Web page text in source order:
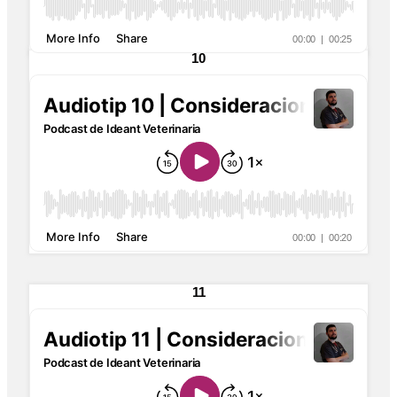
10
11